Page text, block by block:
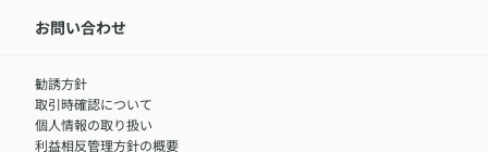
IR情報
サステナビリティの取り組み
​お客さまを金融犯罪からお守りするために
アクサグループについて
中途採用：内勤正社員
職）
中途採用：フィナンシャルプラン・アドバイザー（営業職）
障害者採用
お問い合わせ
勧誘方針
取引時確認について
個人情報の取り扱い
利益相反管理方針の概要